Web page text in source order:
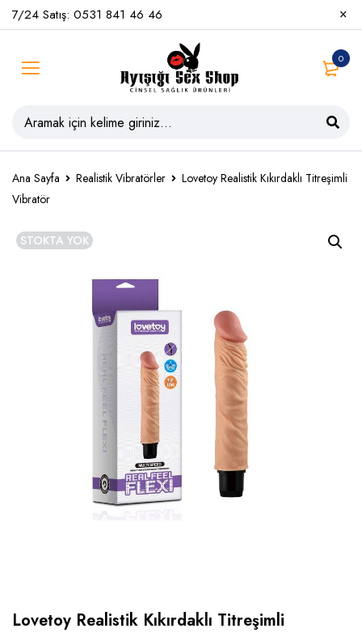
7/24 Satış: 0531 841 46 46
0
Ana Sayfa Realistik Vibratörler
Lovetoy Realistik Kıkırdaklı Titreşimli
Vibratör
STOKTA YOK
Lovetoy Realistik Kıkırdaklı Titreşimli